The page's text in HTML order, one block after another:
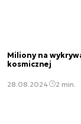
Miliony na
kosmicznej
28.08.2024 2 min.